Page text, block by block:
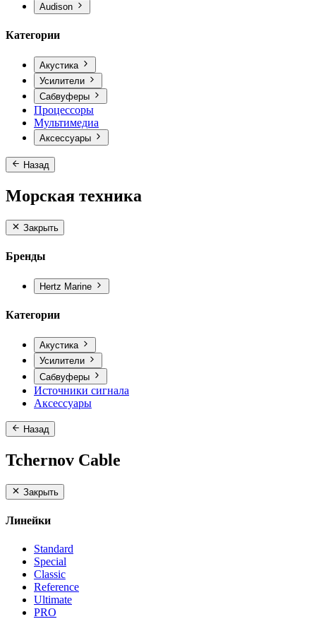
Audison
Категории
Акустика
Усилители
Сабвуферы
Процессоры
Мультимедиа
Аксессуары
Назад
Морская техника
Закрыть
Бренды
Hertz Marine
Категории
Акустика
Усилители
Сабвуферы
Источники сигнала
Аксессуары
Назад
Tchernov Cable
Закрыть
Линейки
Standard
Special
Classic
Reference
Ultimate
PRO